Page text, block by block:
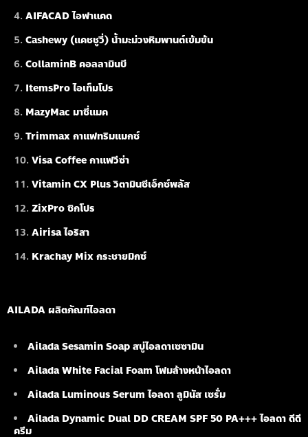
AIFACAD ไอฟาแคด
Cashewy (แคชชูวี่) น้ำมะม่วงหิมพานต์เข้มข้น
CollaminB คอลลามินบี
ItemsPro ไอเท็มโปร
MazyMac มาซี่แมค
Trimmax กาแฟทริมแมกซ์
Visa Coffee กาแฟวีซ่า
Vitamin CX Plus วิตามินซีเอ็กซ์พลัส
ZixPro ซิกโปร
Airisa ไอริสา
Krachay Mix กระชายมิกซ์
AILADA ผลิตภัณฑ์ไอลดา
Ailada Sesamin Soapสบู่ไอลดาเซซามิน
Ailada White Facial Foamโฟมล้างหน้าไอลดา
Ailada Luminous Serumไอลดา ลูมินัส เซรั่ม
Ailada Dynamic Dual DD CREAM SPF 50 PA+++ ไอลดา ดีดี
ครีม